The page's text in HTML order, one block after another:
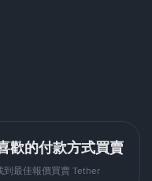
歡的付款方式買賣
到最佳報價買賣 Tether